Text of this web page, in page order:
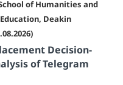
of Humanities and
Deakin
Decision-
of Telegram